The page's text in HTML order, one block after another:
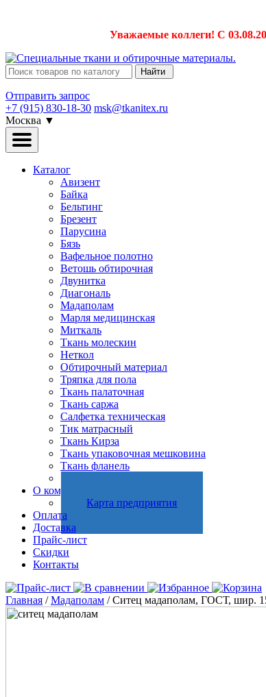
Уважаемые коллеги! С
Найти
Отправить запрос
+7 (915) 830-18-30 msk@tkanitex.ru
Москва ▼
Каталог
Авизент
Байка
Бельтинг
Брезент
Парусина
Бязь
Вафельное полотно
Ветошь обтирочная
Двунитка
Диагональ
Мадаполам
Марля медицинская
Миткаль
Ткань молескин
Неткол
Обтирочный материал
Тряпка для пола
Ткань палаточная
Ткань саржа
Салфетка техническая
Тик матрасный
Ткань Кирза
Ткань упаковочная мешковина
Ткань фланель
О компании
Карта предприятия
Оплата
Доставка
Прайс-лист
Скидки
Контакты
Главная /Мадаполам / Ситец мадаполам, ГОСТ, шир.